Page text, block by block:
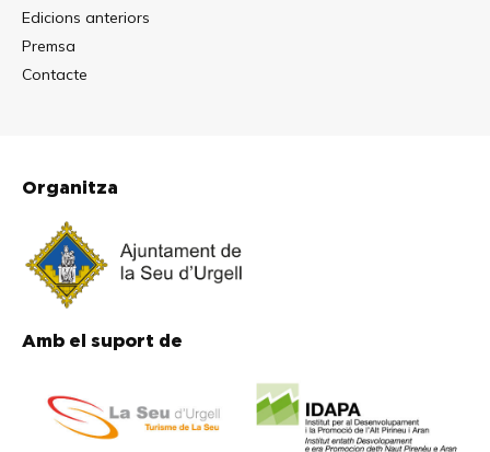
Edicions anteriors
Premsa
Contacte
Organitza
Amb el suport de